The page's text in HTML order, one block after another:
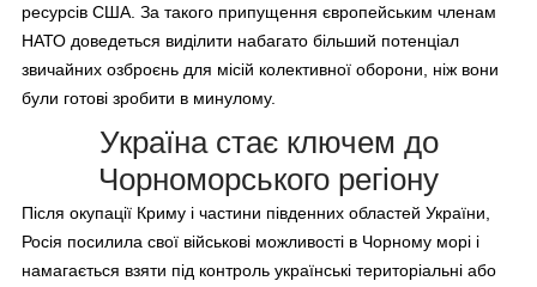
ресурсів США. За такого припущення європейським членам
НАТО доведеться виділити набагато більший потенціал
звичайних озброєнь для місій колективної оборони, ніж вони
були готові зробити в минулому.
Україна стає ключем до
Чорноморського регіону
Після окупації Криму і частини південних областей України,
Росія посилила свої військові можливості в Чорному морі і
намагається взяти під контроль українські територіальні або